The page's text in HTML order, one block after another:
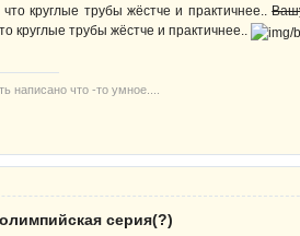
круглые трубы жёстче и практичнее..
круглые трубы жёстче и практичнее..
написано что -то умное....
серия(?)